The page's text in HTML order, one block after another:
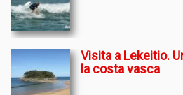
Visita a Lekeitio.
la costa vasca